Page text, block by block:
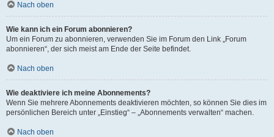
Nach oben
Wie kann ich ein Forum abonnieren?
Um ein Forum zu abonnieren, verwenden Sie im Forum den Link „Forum
abonnieren“, der sich meist am Ende der Seite befindet.
Nach oben
Wie deaktiviere ich meine Abonnements?
Wenn Sie mehrere Abonnements deaktivieren möchten, so können Sie dies im
persönlichen Bereich unter „Einstieg“ – „Abonnements verwalten“ machen.
Nach oben